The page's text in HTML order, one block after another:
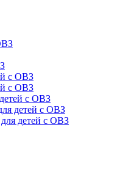
с ОВЗ
с ОВЗ
с ОВЗ
детей с ОВЗ
детей с ОВЗ